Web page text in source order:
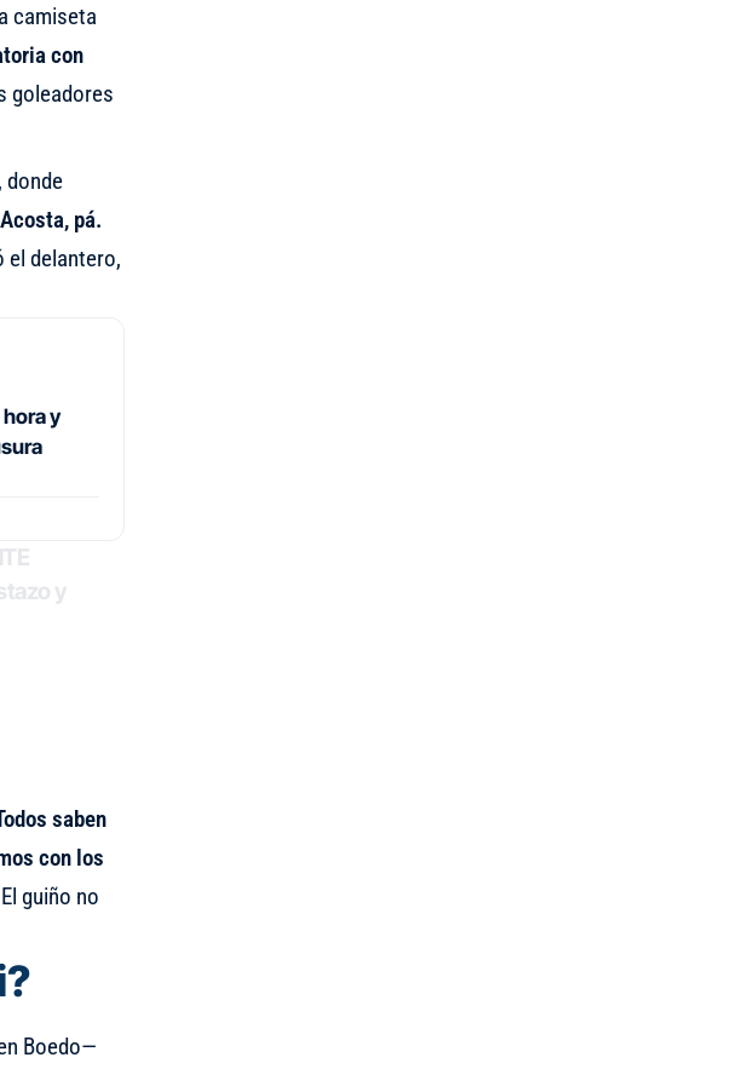
camiseta
con
goleadores
donde
pá.
el delantero,
y
y
saben
con los
guiño no
Boedo—